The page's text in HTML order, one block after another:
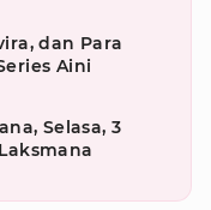
dan Para
Aini
Selasa, 3